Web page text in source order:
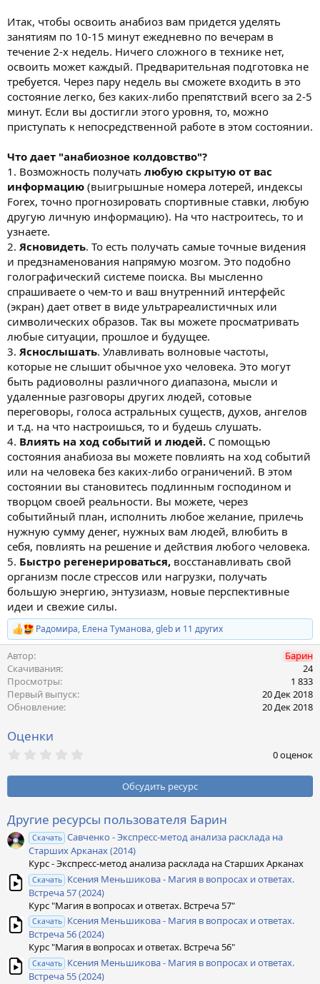
Итак, чтобы освоить анабиоз вам придется уделять
занятиям по 10-15 минут ежедневно по вечерам в
течение 2-х недель. Ничего сложного в технике нет,
освоить может каждый. Предварительная подготовка не
требуется. Через пару недель вы сможете входить в это
состояние легко, без каких-либо препятствий всего за 2-5
минут. Если вы достигли этого уровня, то, можно
приступать к непосредственной работе в этом состоянии.
Что дает "анабиозное колдовство"?
1. Возможность получать любую скрытую от вас
информацию (выигрышные номера лотерей, индексы
Forex, точно прогнозировать спортивные ставки, любую
другую личную информацию). На что настроитесь, то и
узнаете.
2. Ясновидеть. То есть получать самые точные видения
и предзнаменования напрямую мозгом. Это подобно
голографический системе поиска. Вы мысленно
спрашиваете о чем-то и ваш внутренний интерфейс
(экран) дает ответ в виде ультрареалистичных или
символических образов. Так вы можете просматривать
любые ситуации, прошлое и будущее.
3. Яснослышать. Улавливать волновые частоты,
которые не слышит обычное ухо человека. Это могут
быть радиоволны различного диапазона, мысли и
удаленные разговоры других людей, сотовые
переговоры, голоса астральных существ, духов, ангелов
и т.д. на что настроишься, то и будешь слушать.
4. Влиять на ход событий и людей. С помощью
состояния анабиоза вы можете повлиять на ход событий
или на человека без каких-либо ограничений. В этом
состоянии вы становитесь подлинным господином и
творцом своей реальности. Вы можете, через
событийный план, исполнить любое желание, прилечь
нужную сумму денег, нужных вам людей, влюбить в
себя, повлиять на решение и действия любого человека.
5. Быстро регенерироваться, восстанавливать свой
организм после стрессов или нагрузки, получать
большую энергию, энтузиазм, новые перспективные
идеи и свежие силы.
Р
е
а
к
ц
и
и
:
Радомира, Елена Туманова,gleb и 11 других
Автор
Барин
Скачивания
24
Просмотры
1 833
Первый выпуск
20 Дек 2018
Обновление
20 Дек 2018
Оценки
0
з
ё
з
д
0 оценок
Обсудить ресурс
Другие ресурсы пользователя Барин
Скачать Савченко - Экспресс-метод анализа расклада на
Старших Арканах (2014)
Курс - Экспресс-метод анализа расклада на Старших Арканах
Скачать Ксения Меньшикова - Магия в вопросах и ответах.
Встреча 57 (2024)
Курс "Магия в вопросах и ответах. Встреча 57"
Скачать Ксения Меньшикова - Магия в вопросах и ответах.
Встреча 56 (2024)
Курс "Магия в вопросах и ответах. Встреча 56"
Скачать Ксения Меньшикова - Магия в вопросах и ответах.
Встреча 55 (2024)